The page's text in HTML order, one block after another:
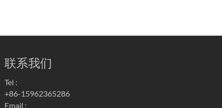
联系我们
Tel :
+86-15962365286
Email :